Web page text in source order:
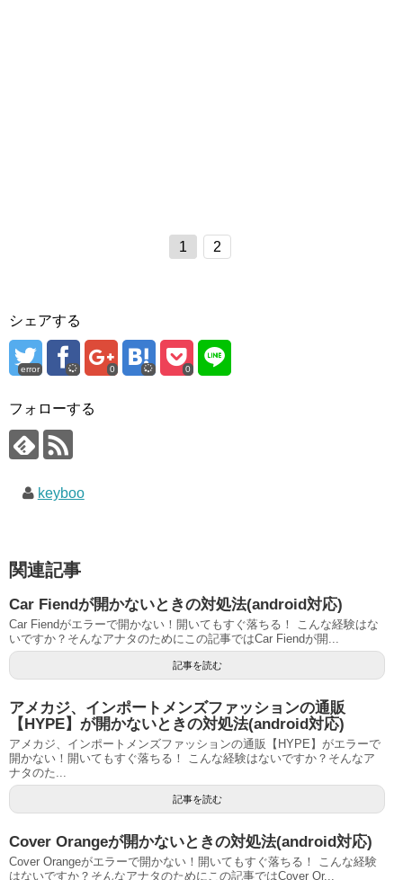
1 2
シェアする
error 0 0
フォローする
keyboo
関連記事
Car Fiendが開かないときの対処法(android対応)
Car Fiendがエラーで開かない！開いてもすぐ落ちる！ こんな経験はな
いですか？そんなアナタのためにこの記事ではCar Fiendが開...
記事を読む
アメカジ、インポートメンズファッションの通販
【HYPE】が開かないときの対処法(android対応)
アメカジ、インポートメンズファッションの通販【HYPE】がエラーで
開かない！開いてもすぐ落ちる！ こんな経験はないですか？そんなア
ナタのた...
記事を読む
Cover Orangeが開かないときの対処法(android対応)
Cover Orangeがエラーで開かない！開いてもすぐ落ちる！ こんな経験
はないですか？そんなアナタのためにこの記事ではCover Or...